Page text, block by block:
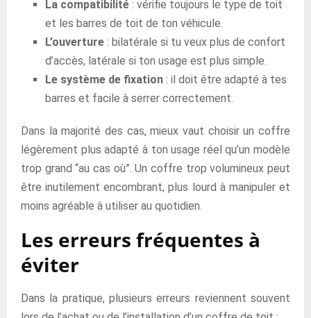
La compatibilité : vérifie toujours le type de toit
et les barres de toit de ton véhicule.
L’ouverture : bilatérale si tu veux plus de confort
d’accès, latérale si ton usage est plus simple.
Le système de fixation : il doit être adapté à tes
barres et facile à serrer correctement.
Dans la majorité des cas, mieux vaut choisir un coffre
légèrement plus adapté à ton usage réel qu’un modèle
trop grand “au cas où”. Un coffre trop volumineux peut
être inutilement encombrant, plus lourd à manipuler et
moins agréable à utiliser au quotidien.
Les erreurs fréquentes à
éviter
Dans la pratique, plusieurs erreurs reviennent souvent